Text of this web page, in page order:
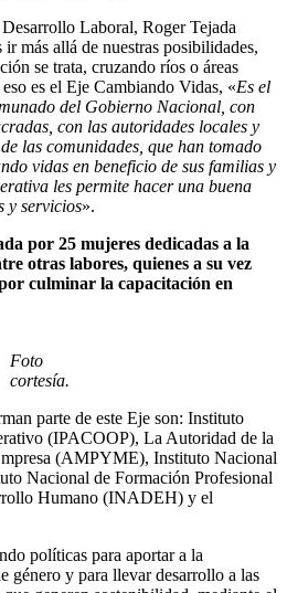
Laboral, Roger Tejada
más allá de nuestras posibilidades,
se trata, cruzando ríos o áreas
es el Eje Cambiando Vidas, «Es el
del Gobierno Nacional, con
con las autoridades locales y
las comunidades, que han tomado
vidas en beneficio de sus familias y
les permite hacer una buena
y servicios».
por 25 mujeres dedicadas a la
otras labores, quienes a su vez
culminar la capacitación en
Foto
cortesía.
parte de este Eje son: Instituto
(IPACOOP), La Autoridad de la
(AMPYME), Instituto Nacional
Nacional de Formación Profesional
Humano (INADEH) y el
políticas para aportar a la
género y para llevar desarrollo a las